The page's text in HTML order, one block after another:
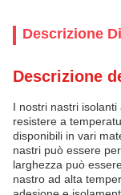
Descrizione
Descrizione
I nostri nastri
resistere a
disponibili in vari
nastri può essere
larghezza può
nastro ad alta